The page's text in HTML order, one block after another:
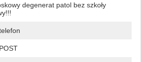
degenerat patol bez szkoły